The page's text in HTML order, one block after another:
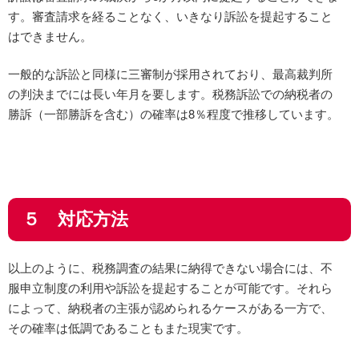
す。審査請求を経ることなく、いきなり訴訟を提起すること
はできません。
一般的な訴訟と同様に三審制が採用されており、最高裁判所
の判決までには長い年月を要します。税務訴訟での納税者の
勝訴（一部勝訴を含む）の確率は8％程度で推移しています。
５ 対応方法
以上のように、税務調査の結果に納得できない場合には、不
服申立制度の利用や訴訟を提起することが可能です。それら
によって、納税者の主張が認められるケースがある一方で、
その確率は低調であることもまた現実です。